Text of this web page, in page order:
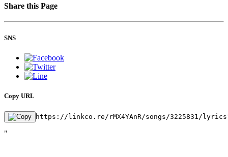
Share this Page
SNS
Copy URL
https://linkco.re/rMX4YAnR/songs/3225831/
"